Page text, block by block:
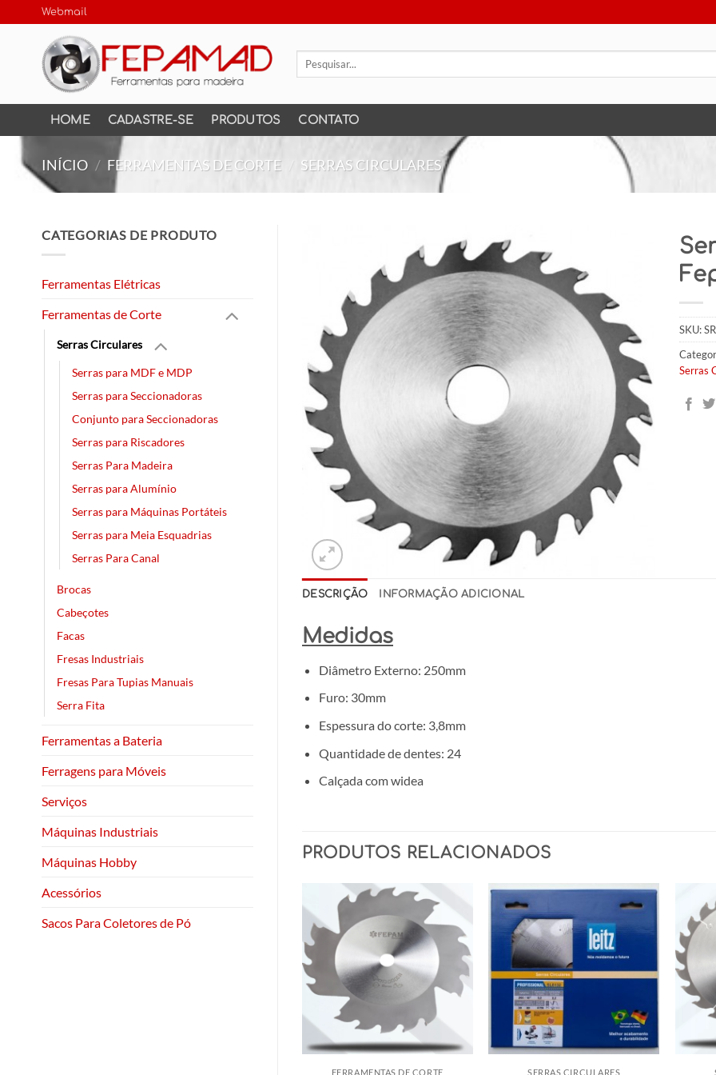
to
Webmail
Pesquisar
HOME CADASTRE-SE PRODUTOS CONTATO
INÍCIO / FERRAMENTAS DE CORTE SERRAS CIRCULARES
CATEGORIAS DE PRODUTO
Ferramentas Elétricas
Ferramentas de Corte
Serras Circulares
Serras para MDF e MDP
Serras para Seccionadoras
Conjunto para Seccionadoras
Serras para Riscadores
Serras Para Madeira
Serras para Alumínio
Serras para Máquinas Portáteis
Serras para Meia Esquadrias
Serras Para Canal
Brocas
Cabeçotes
Facas
Fresas Industriais
Fresas Para Tupias Manuais
Serra Fita
Ferramentas a Bateria
Ferragens para Móveis
Serviços
Máquinas Industriais
Máquinas Hobby
Acessórios
Sacos Para Coletores de Pó
SKU:
Serras
DESCRIÇÃO INFORMAÇÃO ADICIONAL
Medidas
Diâmetro Externo: 250mm
Furo: 30mm
Espessura do corte: 3,8mm
Quantidade de dentes: 24
Calçada com widea
PRODUTOS RELACIONADOS
FERRAMENTAS DE CORTE SERRAS CIRCULARES